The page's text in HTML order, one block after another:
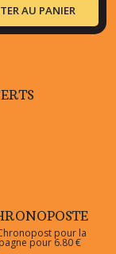
AU PANIER
pour la
pour 6.80 €